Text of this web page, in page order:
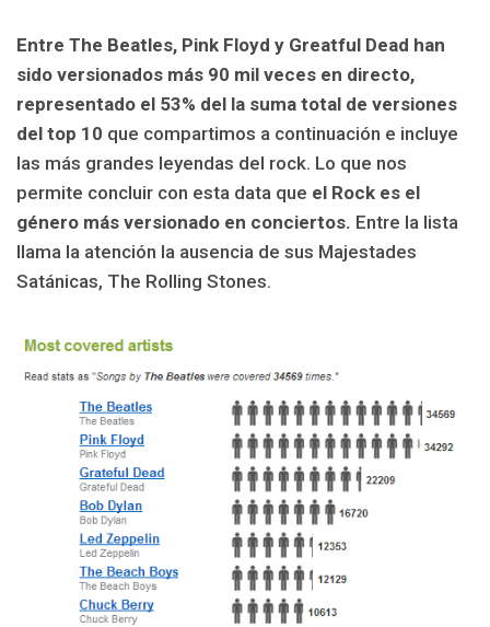
Entre The Beatles, Pink Floyd y Greatful Dead han
sido versionados más 90 mil veces en directo,
representado el 53% del la suma total de versiones
del top 10 que compartimos a continuación e incluye
las más grandes leyendas del rock. Lo que nos
permite concluir con esta data que el Rock es el
género más versionado en conciertos. Entre la lista
llama la atención la ausencia de sus Majestades
Satánicas, The Rolling Stones.